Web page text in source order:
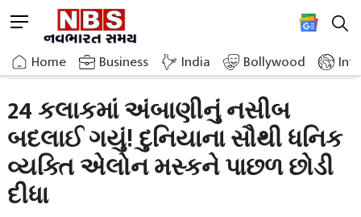
to
content
M
n
u
u
t
o
n
Home Business India Bollywood
Home»Breaking News»Ambanis Fortune Changed In 24 Hours Elon Musk Left Behind
24 કલાકમાં અંબાણીનું નસીબ
બદલાઈ ગયું! દુનિયાના સૌથી ધનિક
વ્યક્તિ એલોન મસ્કને પાછળ છોડી
દીધા